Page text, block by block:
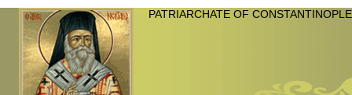
PATRIARCHATE OF